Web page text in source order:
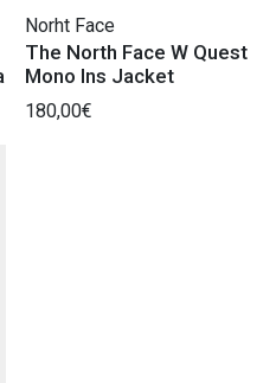
Norht Face
The North Face W Quest
Mono Ins Jacket
180,00€